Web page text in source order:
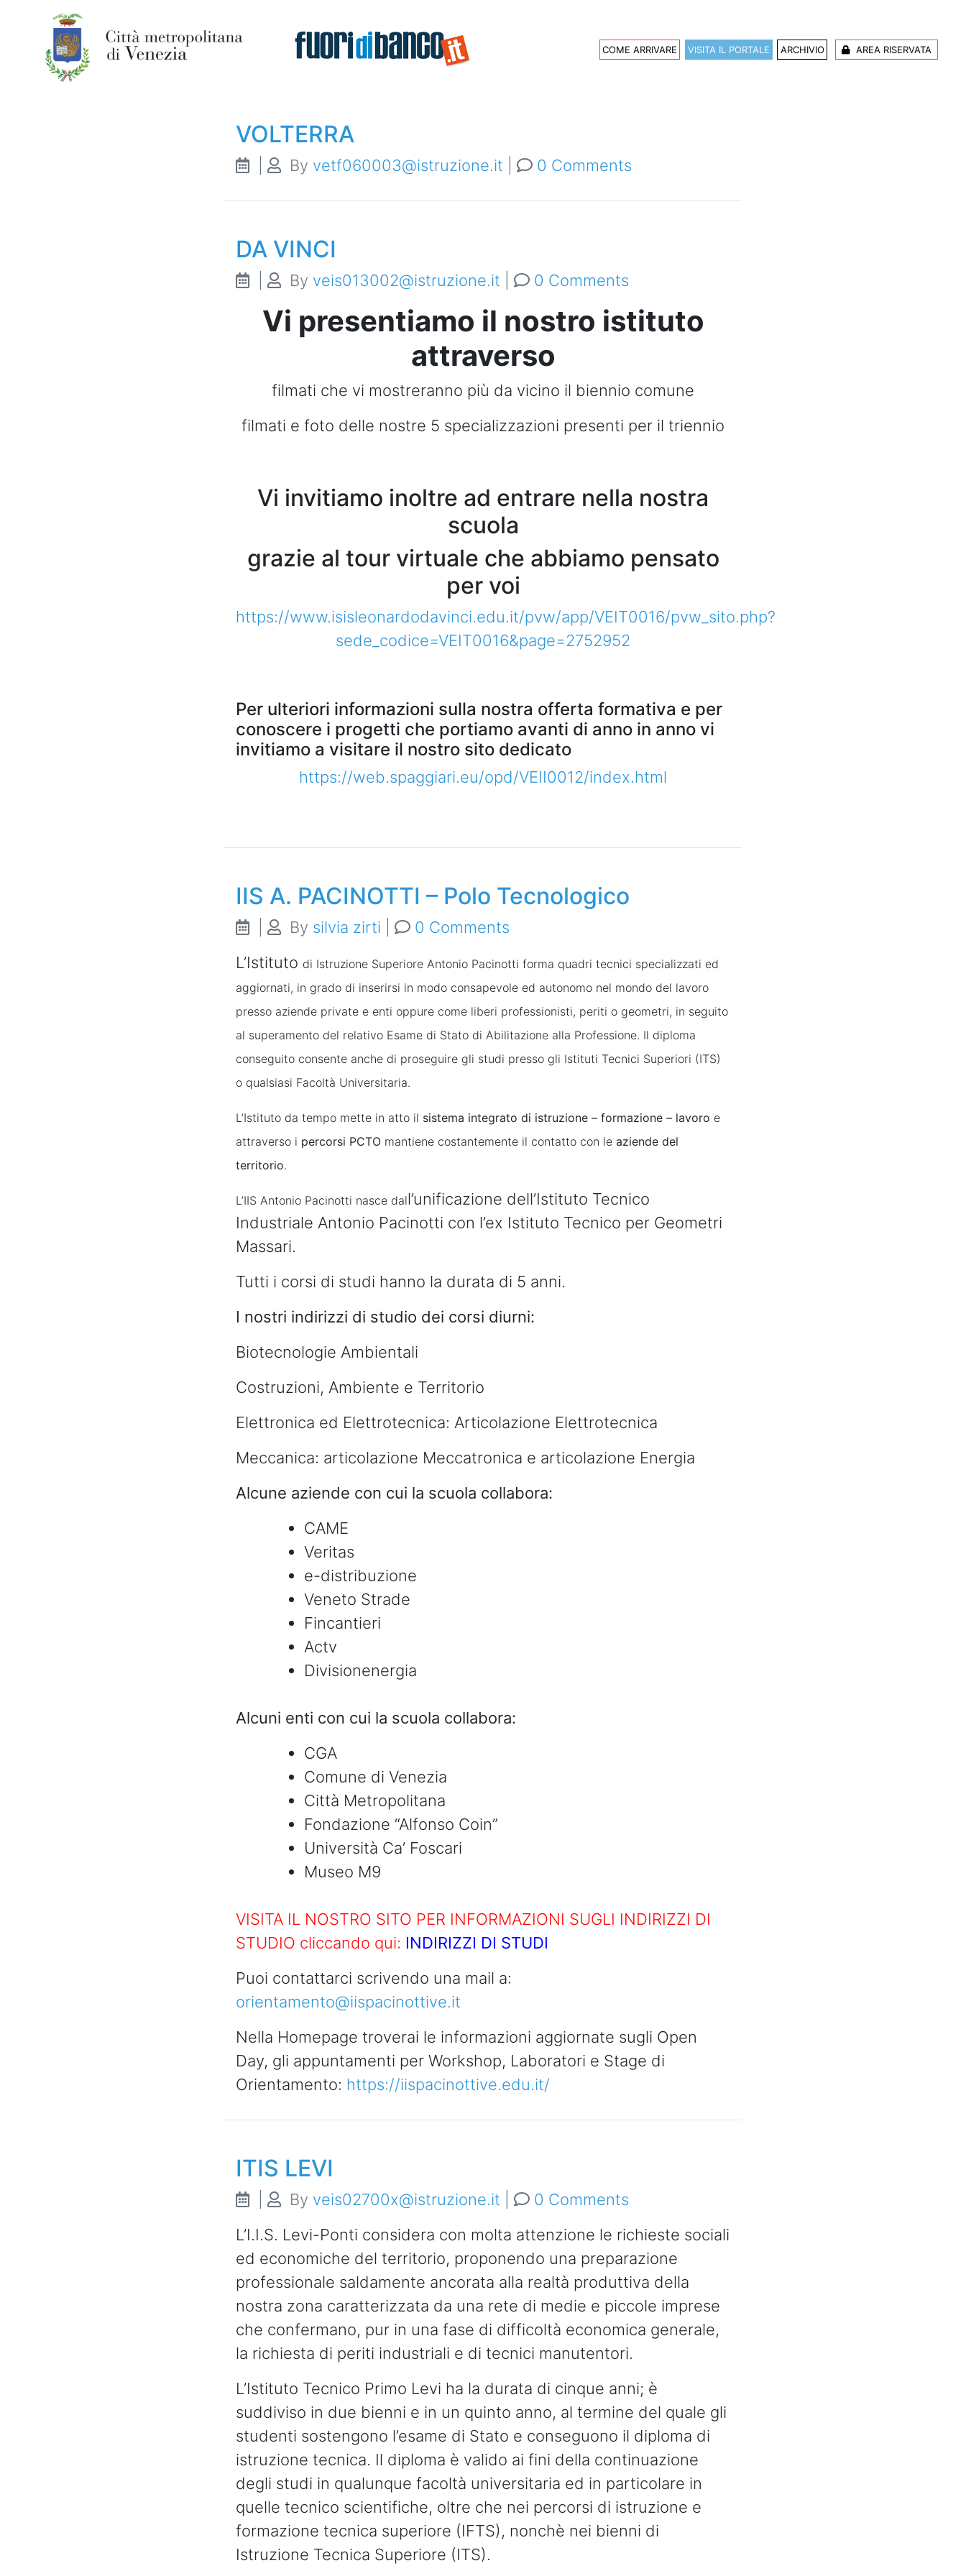
COME ARRIVARE VISITA IL PORTALE ARCHIVIO AREA RISERVATA
Archive
Indirizzo:Elettrotecnica
VOLTERRA
By vetf060003@istruzione.it 0 Comments
DA VINCI
By veis013002@istruzione.it 0 Comments
Vi presentiamo il nostro istituto
attraverso
filmati che vi mostreranno più da vicino il biennio comune
filmati e foto delle nostre 5 specializzazioni presenti per il triennio
Vi invitiamo inoltre ad entrare nella nostra
scuola
grazie al tour virtuale che abbiamo pensato
per voi
https://www.isisleonardodavinci.edu.it/pvw/app/VEIT0016/pvw_sito.php?
sede_codice=VEIT0016&page=2752952
Per ulteriori informazioni sulla nostra offerta formativa e per
conoscere i progetti che portiamo avanti di anno in anno vi
invitiamo a visitare il nostro sito dedicato
https://web.spaggiari.eu/opd/VEII0012/index.html
IIS A. PACINOTTI – Polo Tecnologico
By silvia zirti
0 Comments
L’Istituto di Istruzione Superiore Antonio Pacinotti forma quadri tecnici specializzati ed
aggiornati, in grado di inserirsi in modo consapevole ed autonomo nel mondo del lavoro
presso aziende private e enti oppure come liberi professionisti, periti o geometri, in seguito
al superamento del relativo Esame di Stato di Abilitazione alla Professione. Il diploma
conseguito consente anche di proseguire gli studi presso gli Istituti Tecnici Superiori (ITS)
o qualsiasi Facoltà Universitaria.
L’Istituto da tempo mette in atto il sistema integrato di istruzione – formazione – lavoro e
attraverso i percorsi PCTO mantiene costantemente il contatto con le aziende del
territorio.
L’IIS Antonio Pacinotti nasce dall’unificazione dell’Istituto Tecnico
Industriale Antonio Pacinotti con l’ex Istituto Tecnico per Geometri
Massari.
Tutti i corsi di studi hanno la durata di 5 anni.
I nostri indirizzi di studio dei corsi diurni:
Biotecnologie Ambientali
Costruzioni, Ambiente e Territorio
Elettronica ed Elettrotecnica: Articolazione Elettrotecnica
Meccanica: articolazione Meccatronica e articolazione Energia
Alcune aziende con cui la scuola collabora:
CAME
Veritas
e-distribuzione
Veneto Strade
Fincantieri
Actv
Divisionenergia
Alcuni enti con cui la scuola collabora:
CGA
Comune di Venezia
Città Metropolitana
Fondazione “Alfonso Coin”
Università Ca’ Foscari
Museo M9
VISITA IL NOSTRO SITO PER INFORMAZIONI SUGLI INDIRIZZI DI
STUDIO cliccando qui: INDIRIZZI DI STUDI
Puoi contattarci scrivendo una mail a:
orientamento@iispacinottive.it
Nella Homepage troverai le informazioni aggiornate sugli Open
Day, gli appuntamenti per Workshop, Laboratori e Stage di
Orientamento: https://iispacinottive.edu.it/
ITIS LEVI
By veis02700x@istruzione.it
0 Comments
L’I.I.S. Levi-Ponti considera con molta attenzione le richieste sociali
ed economiche del territorio, proponendo una preparazione
professionale saldamente ancorata alla realtà produttiva della
nostra zona caratterizzata da una rete di medie e piccole imprese
che confermano, pur in una fase di difficoltà economica generale,
la richiesta di periti industriali e di tecnici manutentori.
L’Istituto Tecnico Primo Levi ha la durata di cinque anni; è
suddiviso in due bienni e in un quinto anno, al termine del quale gli
studenti sostengono l’esame di Stato e conseguono il diploma di
istruzione tecnica. Il diploma è valido ai fini della continuazione
degli studi in qualunque facoltà universitaria ed in particolare in
quelle tecnico scientifiche, oltre che nei percorsi di istruzione e
formazione tecnica superiore (IFTS), nonchè nei bienni di
Istruzione Tecnica Superiore (ITS).